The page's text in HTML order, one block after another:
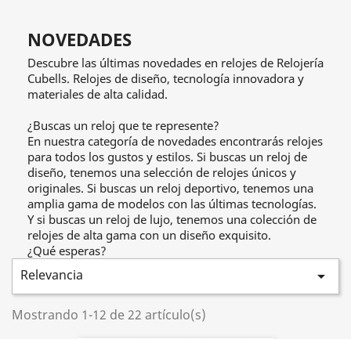
NOVEDADES
Descubre las últimas novedades en relojes de Relojería
Cubells. Relojes de diseño, tecnología innovadora y
materiales de alta calidad.
¿Buscas un reloj que te represente?
En nuestra categoría de novedades encontrarás relojes
para todos los gustos y estilos. Si buscas un reloj de
diseño, tenemos una selección de relojes únicos y
originales. Si buscas un reloj deportivo, tenemos una
amplia gama de modelos con las últimas tecnologías.
Y si buscas un reloj de lujo, tenemos una colección de
relojes de alta gama con un diseño exquisito.
¿Qué esperas?
Relevancia 
Mostrando 1-12 de 22 artículo(s)